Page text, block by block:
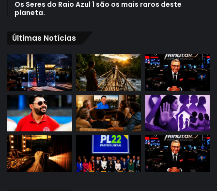
Os Seres do Raio Azul 1 são os mais raros deste
planeta.
Últimas Notícias